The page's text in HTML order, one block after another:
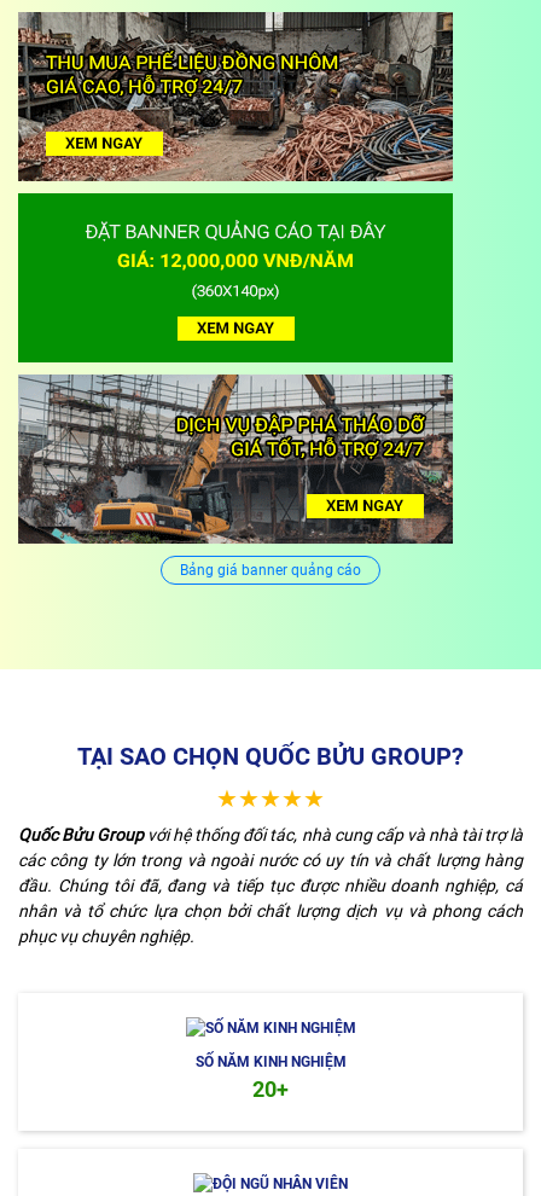
Bảng giá banner quảng cáo
TẠI SAO CHỌN QUỐC BỬU GROUP?
★★★★★
Quốc Bửu Groupvới hệ thống đối tác, nhà cung cấp và nhà tài trợ là
các công ty lớn trong và ngoài nước có uy tín và chất lượng hàng
đầu. Chúng tôi đã, đang và tiếp tục được nhiều doanh nghiệp, cá
nhân và tổ chức lựa chọn bởi chất lượng dịch vụ và phong cách
phục vụ chuyên nghiệp.
SỐ NĂM KINH NGHIỆM
20+